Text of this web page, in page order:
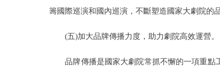
籌國際巡演和國內巡演，不斷塑造國家大劇院的
(五)加大品牌傳播力度，助力劇院高效運營。
品牌傳播是國家大劇院常抓不懈的一項重點